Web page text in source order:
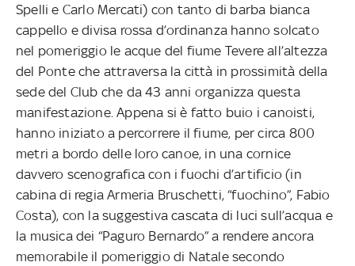
Spelli e Carlo Mercati) con tanto di barba bianca
cappello e divisa rossa d’ordinanza hanno solcato
nel pomeriggio le acque del fiume Tevere all’altezza
del Ponte che attraversa la città in prossimità della
sede del Club che da 43 anni organizza questa
manifestazione. Appena si è fatto buio i canoisti,
hanno iniziato a percorrere il fiume, per circa 800
metri a bordo delle loro canoe, in una cornice
davvero scenografica con i fuochi d’artificio (in
cabina di regia Armeria Bruschetti, “fuochino”, Fabio
Costa), con la suggestiva cascata di luci sull’acqua e
la musica dei “Paguro Bernardo” a rendere ancora
memorabile il pomeriggio di Natale secondo